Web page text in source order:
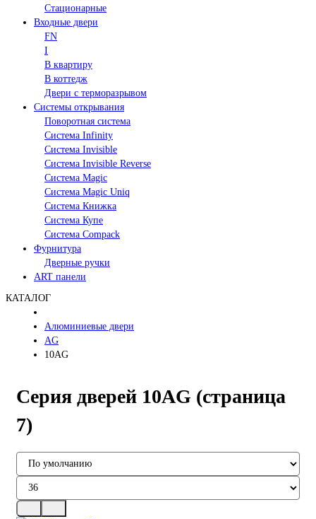
Стационарные
Входные двери
FN
I
В квартиру
В коттедж
Двери с терморазрывом
Системы открывания
Поворотная система
Система Infinity
Система Invisible
Система Invisible Reverse
Система Magic
Система Magic Uniq
Система Книжка
Система Купе
Система Compack
Фурнитура
Дверные ручки
ART панели
КАТАЛОГ
Алюминиевые двери
AG
10AG
Серия дверей 10AG (страница
7)